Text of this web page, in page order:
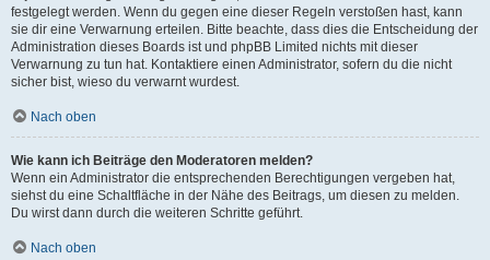
festgelegt werden. Wenn du gegen eine dieser Regeln verstoßen hast, kann
sie dir eine Verwarnung erteilen. Bitte beachte, dass dies die Entscheidung der
Administration dieses Boards ist und phpBB Limited nichts mit dieser
Verwarnung zu tun hat. Kontaktiere einen Administrator, sofern du die nicht
sicher bist, wieso du verwarnt wurdest.
Nach oben
Wie kann ich Beiträge den Moderatoren melden?
Wenn ein Administrator die entsprechenden Berechtigungen vergeben hat,
siehst du eine Schaltfläche in der Nähe des Beitrags, um diesen zu melden.
Du wirst dann durch die weiteren Schritte geführt.
Nach oben